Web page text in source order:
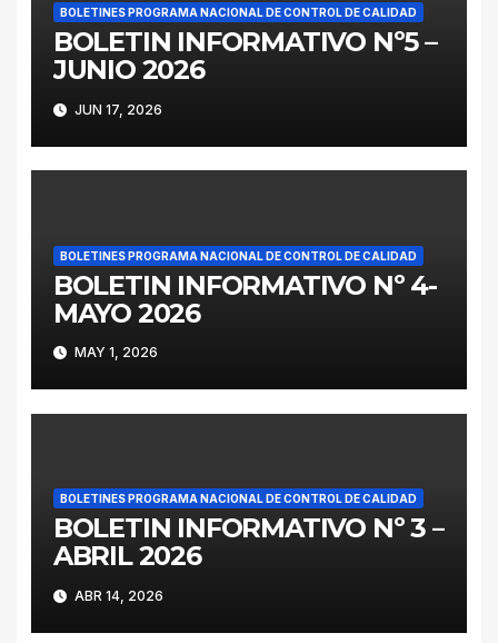
BOLETINES PROGRAMA NACIONAL DE CONTROL DE CALIDAD
BOLETIN INFORMATIVO Nº5 –
JUNIO 2026
JUN 17, 2026
BOLETINES PROGRAMA NACIONAL DE CONTROL DE CALIDAD
BOLETIN INFORMATIVO Nº 4-
MAYO 2026
MAY 1, 2026
BOLETINES PROGRAMA NACIONAL DE CONTROL DE CALIDAD
BOLETIN INFORMATIVO Nº 3 –
ABRIL 2026
ABR 14, 2026